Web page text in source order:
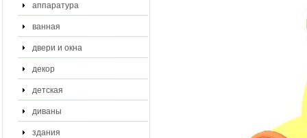
аппаратура
ванная
двери и окна
декор
детская
диваны
здания